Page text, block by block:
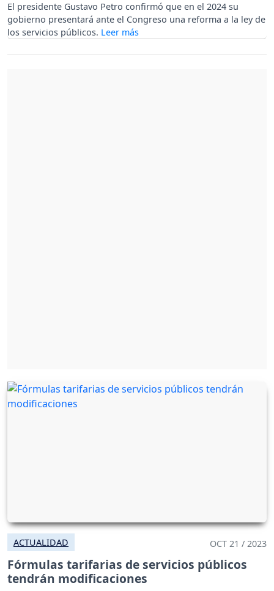
El presidente Gustavo Petro confirmó que en el 2024 su
gobierno presentará ante el Congreso una reforma a la ley de
los servicios públicos.
ACTUALIDAD OCT 21 / 2023
Fórmulas tarifarias de servicios públicos
tendrán modificaciones